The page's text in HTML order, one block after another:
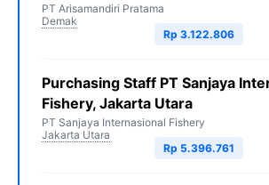
PT Arisamandiri Pratama
Demak
Rp 3.122.806
Purchasing Staff PT Sanjaya
Fishery, Jakarta Utara
PT Sanjaya Internasional Fishery
Jakarta Utara
Rp 5.396.761